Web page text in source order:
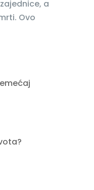
a
Ovo